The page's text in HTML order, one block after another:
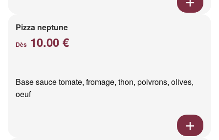
Pizza neptune
Dès 10.00 €
Base sauce tomate, fromage, thon, poivrons, olives,
oeuf